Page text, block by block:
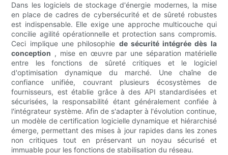
Dans les logiciels de stockage d'énergie modernes, la mise
en place de cadres de cybersécurité et de sûreté robustes
est indispensable. Elle exige une approche multicouche qui
concilie agilité opérationnelle et protection sans compromis.
Ceci implique une philosophie de sécurité intégrée dès la
conception , mise en œuvre par une séparation matérielle
entre les fonctions de sûreté critiques et le logiciel
d'optimisation dynamique du marché. Une chaîne de
confiance unifiée, couvrant plusieurs écosystèmes de
fournisseurs, est établie grâce à des API standardisées et
sécurisées, la responsabilité étant généralement confiée à
l'intégrateur système. Afin de s'adapter à l'évolution continue,
un modèle de certification logicielle dynamique et hiérarchisé
émerge, permettant des mises à jour rapides dans les zones
non critiques tout en préservant un noyau sécurisé et
immuable pour les fonctions de stabilisation du réseau.